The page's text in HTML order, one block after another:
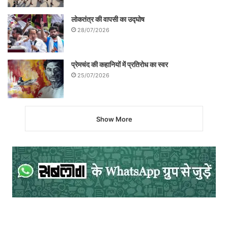
लोकतंत्र की वापसी का उद्घोष
28/07/2026
प्रेमचंद की कहानियों में प्रतिरोध का स्वर
25/07/2026
Show More